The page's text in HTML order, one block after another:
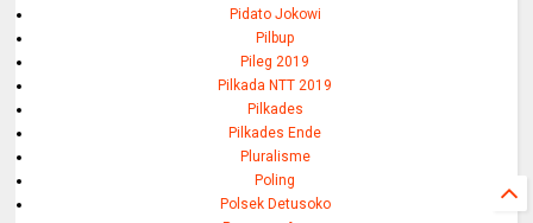
Pidato Jokowi
Pilbup
Pileg 2019
Pilkada NTT 2019
Pilkades
Pilkades Ende
Pluralisme
Poling
Polsek Detusoko